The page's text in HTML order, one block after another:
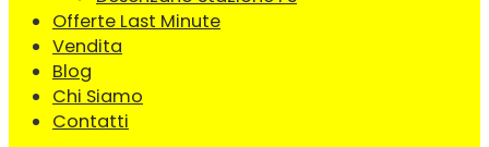
Offerte Last Minute
Vendita
Blog
Chi Siamo
Contatti